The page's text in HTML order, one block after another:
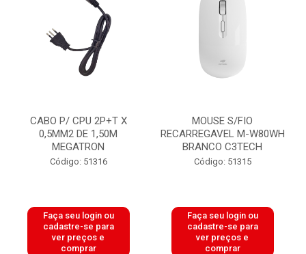
CABO P/ CPU 2P+T X
0,5MM2 DE 1,50M
MEGATRON
Código: 51316
Faça seu login ou
cadastre-se para
ver preços e
comprar
MOUSE S/FIO
RECARREGAVEL M-W80WH
BRANCO C3TECH
Código: 51315
Faça seu login ou
cadastre-se para
ver preços e
comprar